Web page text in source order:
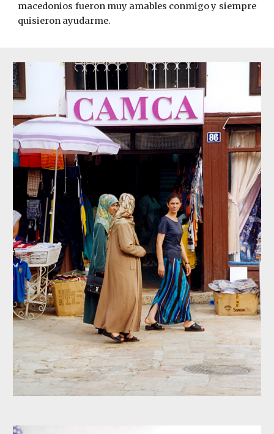
macedonios fueron muy amables conmigo y siempre
quisieron ayudarme.